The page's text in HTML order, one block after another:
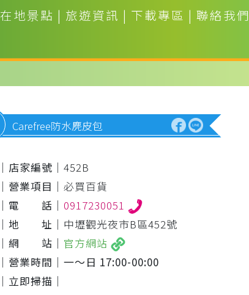
在地景點 | 旅遊資訊 | 下載專區 | 聯絡我們
Carefree防水麂皮包
｜店家編號｜ 452B
｜營業項目｜ 必買百貨
｜電 話｜ 0917230051
｜地 址｜ 中壢觀光夜市B區452號
｜網 站｜ 官方網站
｜營業時間｜ 一～日 17:00-00:00
｜立即掃描｜